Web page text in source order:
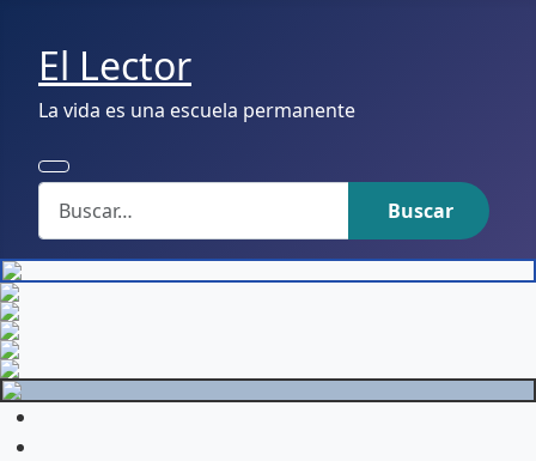
El Lector
La vida es una escuela permanente
Buscar
Buscar